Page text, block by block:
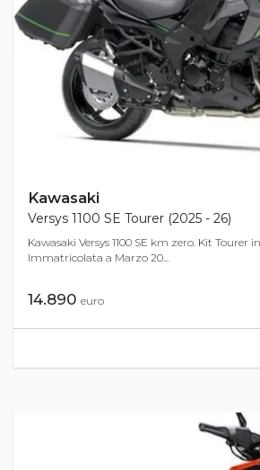
Kawasaki
Versys 1100 SE Tourer (2025 - 26)
Kawasaki Versys 1100 SE km zero. Kit Tourer
Immatricolata a Marzo 20...
14.890 euro